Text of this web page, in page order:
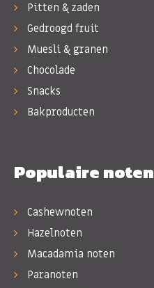
Pitten & zaden
Gedroogd fruit
Muesli & granen
Chocolade
Snacks
Bakproducten
Populaire noten
Cashewnoten
Hazelnoten
Macadamia noten
Paranoten